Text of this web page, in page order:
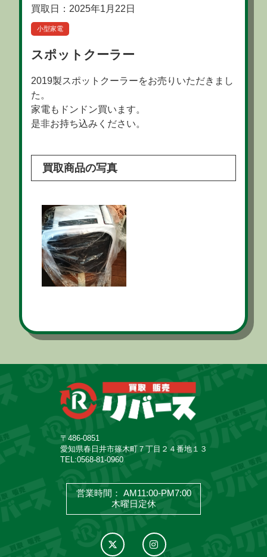
買取日：2025年1月22日
小型家電
スポットクーラー
2019製スポットクーラーをお売りいただきまし
た。
家電もドンドン買います。
是非お持ち込みください。
買取商品の写真
〒486-0851
愛知県春日井市篠木町７丁目２４番地１３
TEL:0568-81-0960
営業時間： AM11:00-PM7:00
木曜日定休